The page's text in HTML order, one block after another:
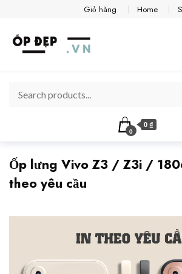
Giỏ hàng Home
0
0 ₫
Ốp lưng Vivo Z3 / Z3i /
theo yêu cầu